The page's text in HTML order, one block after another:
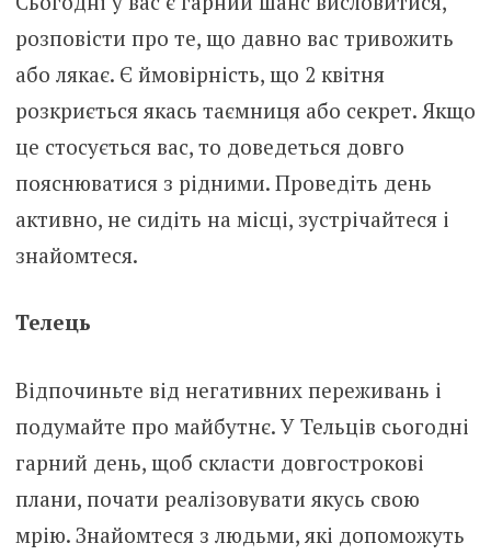
розповісти про те, що давно вас тривожить
або лякає. Є ймовірність, що 2 квітня
розкриється якась таємниця або секрет. Якщо
це стосується вас, то доведеться довго
пояснюватися з рідними. Проведіть день
активно, не сидіть на місці, зустрічайтеся і
знайомтеся.
Телець
Відпочиньте від негативних переживань і
подумайте про майбутнє. У Тельців сьогодні
гарний день, щоб скласти довгострокові
плани, почати реалізовувати якусь свою
мрію. Знайомтеся з людьми, які допоможуть